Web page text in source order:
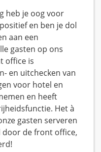
heb je oog voor
en ben je dol
aan een
gasten op ons
office is
en uitchecken van
voor hotel en
en heeft
Het à
gasten serveren
door de front office,